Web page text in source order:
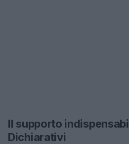
Il supporto
Dichiarativi